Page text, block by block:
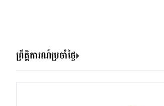
ព្រឹត្តិការណ៍ប្រចាំថ្ងៃ